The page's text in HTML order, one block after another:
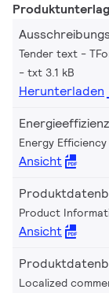
Tender text -
txt 3.1 kB
Herunterladen
Energy
Ansicht
Product
Ansicht
Localized